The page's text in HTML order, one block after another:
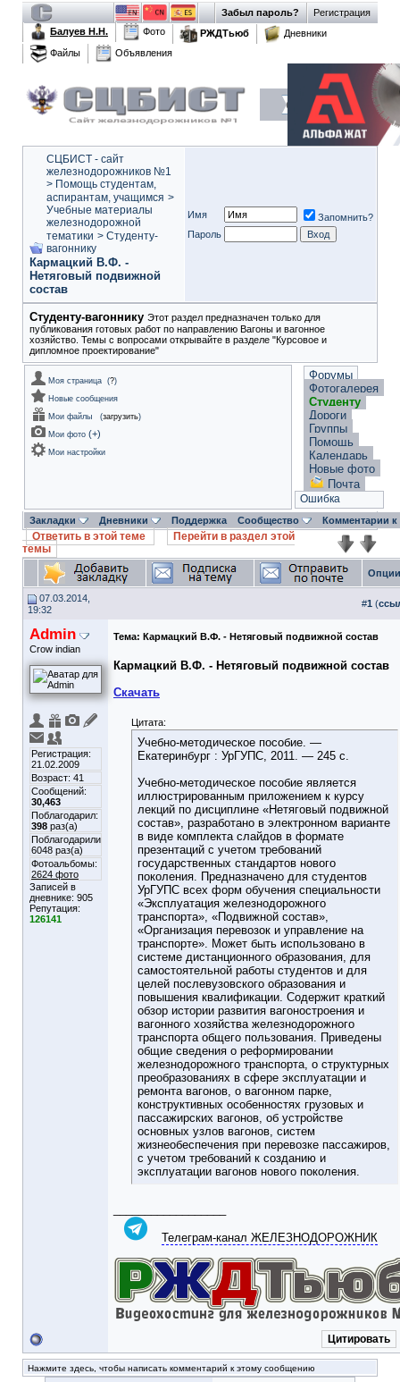
Регистрация
Забыл пароль?
Балуев Н.Н.
Фото РЖДТьюб
Дневники
Файлы
Объявления
СЦБИСТ - сайт
железнодорожников №1
> Помощь студентам,
аспирантам, учащимся >
Учебные материалы
железнодорожной
тематики > Студенту-
вагоннику
Кармацкий В.Ф. -
Нетяговый подвижной
состав
Имя
Запомнить?
Пароль
Студенту-вагоннику Этот раздел предназначен только для
публикования готовых работ по направлению Вагоны и вагонное
хозяйство. Темы с вопросами открывайте в разделе "Курсовое и
дипломное проектирование"
Моя страница (?)
Новые сообщения
Мои файлы
(загрузить)
Мои фото (+)
Мои настройки
Форумы
Фотогалерея
Студенту
Дороги
Группы
Помощь
Календарь
Новые фото
Почта
Ошибка
Закладки Дневники Поддержка Сообщество Комментарии
Ответить в этой теме
Перейти в раздел этой
темы
07.03.2014,
19:32
#1 (
Admin
Crow indian
Регистрация:
21.02.2009
Возраст: 41
Сообщений:
30,463
Поблагодарил:
398 раз(а)
Поблагодарили
6048 раз(а)
Фотоальбомы:
2624 фото
Записей в
дневнике: 905
Репутация:
126141
Тема: Кармацкий В.Ф. - Нетяговый подвижной состав
Кармацкий В.Ф. - Нетяговый подвижной состав
Скачать
Цитата:
Учебно-методическое пособие. —
Екатеринбург : УрГУПС, 2011. — 245 с.
Учебно-методическое пособие является
иллюстрированным приложением к курсу
лекций по дисциплине «Нетяговый подвижной
состав», разработано в электронном варианте
в виде комплекта слайдов в формате
презентаций с учетом требований
государственных стандартов нового
поколения. Предназначено для студентов
УрГУПС всех форм обучения специальности
«Эксплуатация железнодорожного
транспорта», «Подвижной состав»,
«Организация перевозок и управление на
транспорте». Может быть использовано в
системе дистанционного образования, для
самостоятельной работы студентов и для
целей послевузовского образования и
повышения квалификации. Содержит краткий
обзор истории развития вагоностроения и
вагонного хозяйства железнодорожного
транспорта общего пользования. Приведены
общие сведения о реформировании
железнодорожного транспорта, о структурных
преобразованиях в сфере эксплуатации и
ремонта вагонов, о вагонном парке,
конструктивных особенностях грузовых и
пассажирских вагонов, об устройстве
основных узлов вагонов, систем
жизнеобеспечения при перевозке пассажиров,
с учетом требований к созданию и
эксплуатации вагонов нового поколения.
Телеграм-канал ЖЕЛЕЗНОДОРОЖНИК
Цитировать
Нажмите здесь, чтобы написать комментарий к этому сообщению